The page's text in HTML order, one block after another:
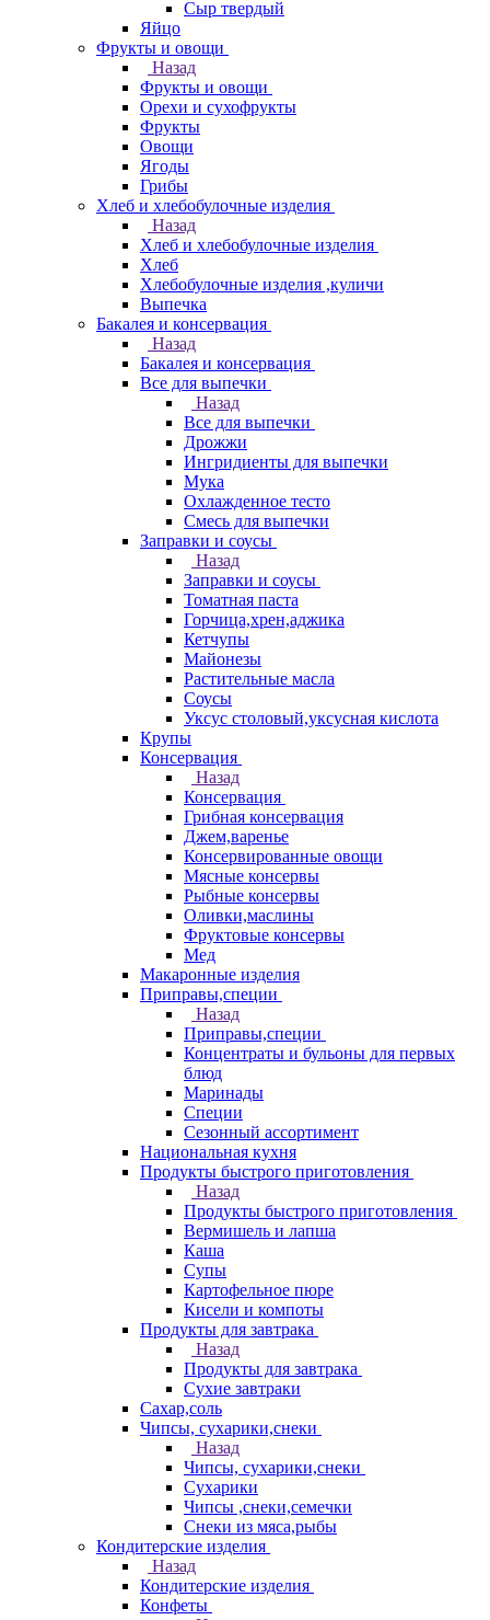
Сыр твердый
Яйцо
Фрукты и овощи
Назад
Фрукты и овощи
Орехи и сухофрукты
Фрукты
Овощи
Ягоды
Грибы
Хлеб и хлебобулочные изделия
Назад
Хлеб и хлебобулочные изделия
Хлеб
Хлебобулочные изделия ,куличи
Выпечка
Бакалея и консервация
Назад
Бакалея и консервация
Все для выпечки
Назад
Все для выпечки
Дрожжи
Ингридиенты для выпечки
Мука
Охлажденное тесто
Смесь для выпечки
Заправки и соусы
Назад
Заправки и соусы
Томатная паста
Горчица,хрен,аджика
Кетчупы
Майонезы
Растительные масла
Соусы
Уксус столовый,уксусная кислота
Крупы
Консервация
Назад
Консервация
Грибная консервация
Джем,варенье
Консервированные овощи
Мясные консервы
Рыбные консервы
Оливки,маслины
Фруктовые консервы
Мед
Макаронные изделия
Приправы,специи
Назад
Приправы,специи
Концентраты и бульоны для первых
блюд
Маринады
Специи
Сезонный ассортимент
Национальная кухня
Продукты быстрого приготовления
Назад
Продукты быстрого приготовления
Вермишель и лапша
Каша
Супы
Картофельное пюре
Кисели и компоты
Продукты для завтрака
Назад
Продукты для завтрака
Сухие завтраки
Сахар,соль
Чипсы, сухарики,снеки
Назад
Чипсы, сухарики,снеки
Сухарики
Чипсы ,снеки,семечки
Снеки из мяса,рыбы
Кондитерские изделия
Назад
Кондитерские изделия
Конфеты